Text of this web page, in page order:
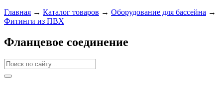
Главная → Каталог товаров → Оборудование для бассейна →
Фитинги из ПВХ
Фланцевое соединение